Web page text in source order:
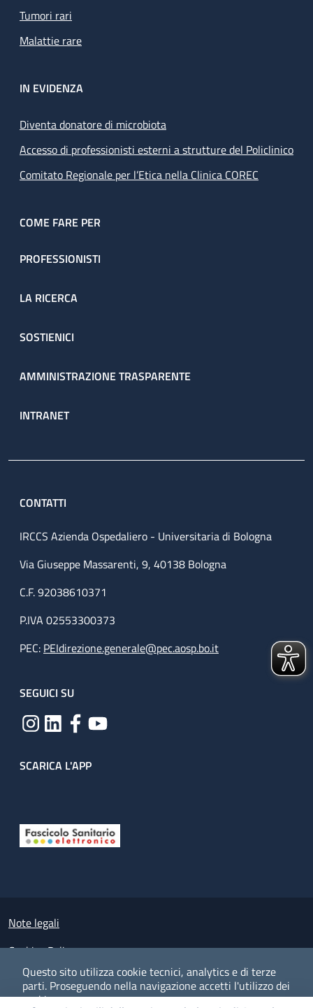
Questo sito utilizza cookie tecnici, analytics e di terze
parti. Proseguendo nella navigazione accetti l'utilizzo dei
cookie.
Tumori rari
Malattie rare
IN EVIDENZA
Diventa donatore di microbiota
Accesso di professionisti esterni a strutture del Policlinico
Comitato Regionale per l’Etica nella Clinica COREC
COME FARE PER
PROFESSIONISTI
LA RICERCA
SOSTIENICI
AMMINISTRAZIONE TRASPARENTE
INTRANET
CONTATTI
IRCCS Azienda Ospedaliero - Universitaria di Bologna
Via Giuseppe Massarenti, 9, 40138 Bologna
C.F. 92038610371
P.IVA 02553300373
PEC: PEIdirezione.generale@pec.aosp.bo.it
SEGUICI SU
SCARICA L'APP
Small prints
Note legali
Cookies Policy
Policy privacy e protezione del dato personale